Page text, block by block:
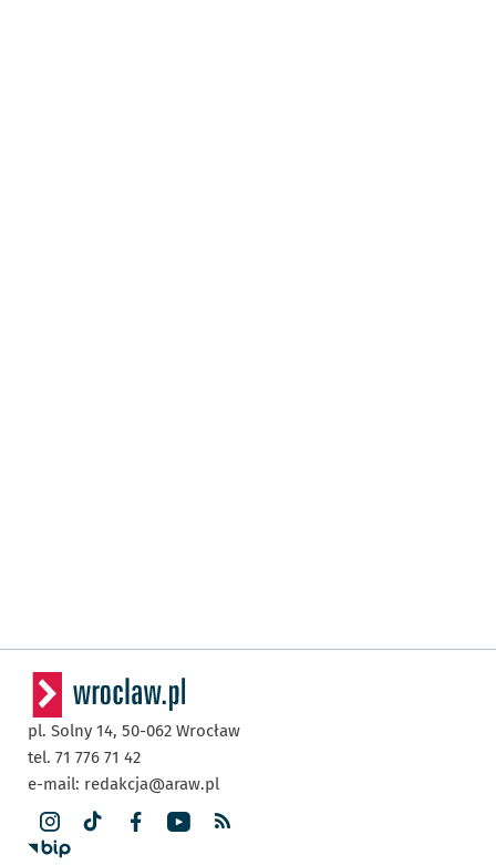
pl. Solny 14, 50-062 Wrocław
tel. 71 776 71 42
e-mail: redakcja@araw.pl